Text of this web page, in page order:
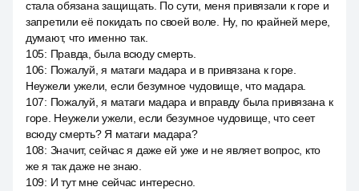
стала обязана защищать. По сути, меня привязали к горе и
запретили её покидать по своей воле. Ну, по крайней мере,
думают, что именно так.
105: Правда, была всюду смерть.
106: Пожалуй, я матаги мадара и в привязана к горе.
Неужели ужели, если безумное чудовище, что мадара.
107: Пожалуй, я матаги мадара и вправду была привязана к
горе. Неужели ужели, если безумное чудовище, что сеет
всюду смерть? Я матаги мадара?
108: Значит, сейчас я даже ей уже и не являет вопрос, кто
же я так даже не знаю.
109: И тут мне сейчас интересно.